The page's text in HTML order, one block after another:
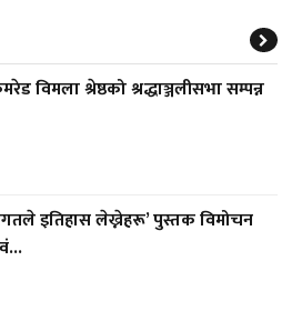
विमला श्रेष्ठको श्रद्धाञ्जलीसभा सम्पन्न
इतिहास लेख्नेहरू’ पुस्तक विमोचन